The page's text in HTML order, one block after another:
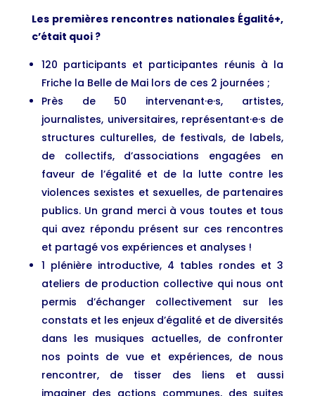
Les premières rencontres nationales Égalité+,
c’était quoi ?
120 participants et participantes réunis à la
Friche la Belle de Mai lors de ces 2 journées ;
Près de 50 intervenant·e·s, artistes,
journalistes, universitaires, représentant·e·s de
structures culturelles, de festivals, de labels,
de collectifs, d’associations engagées en
faveur de l’égalité et de la lutte contre les
violences sexistes et sexuelles, de partenaires
publics. Un grand merci à vous toutes et tous
qui avez répondu présent sur ces rencontres
et partagé vos expériences et analyses !
1 plénière introductive, 4 tables rondes et 3
ateliers de production collective qui nous ont
permis d’échanger collectivement sur les
constats et les enjeux d’égalité et de diversités
dans les musiques actuelles, de confronter
nos points de vue et expériences, de nous
rencontrer, de tisser des liens et aussi